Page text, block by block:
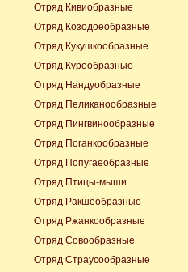
Отряд Кивиобразные
Отряд Козодоеобразные
Отряд Кукушкообразные
Отряд Курообразные
Отряд Нандуобразные
Отряд Пеликанообразные
Отряд Пингвинообразные
Отряд Поганкообразные
Отряд Попугаеобразные
Отряд Птицы-мыши
Отряд Ракшеобразные
Отряд Ржанкообразные
Отряд Совообразные
Отряд Страусообразные